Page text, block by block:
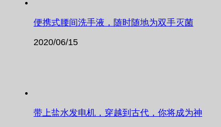
便携式腰间洗手液，随时随地为双手灭菌
2020/06/15
带上盐水发电机，穿越到古代，你将成为神